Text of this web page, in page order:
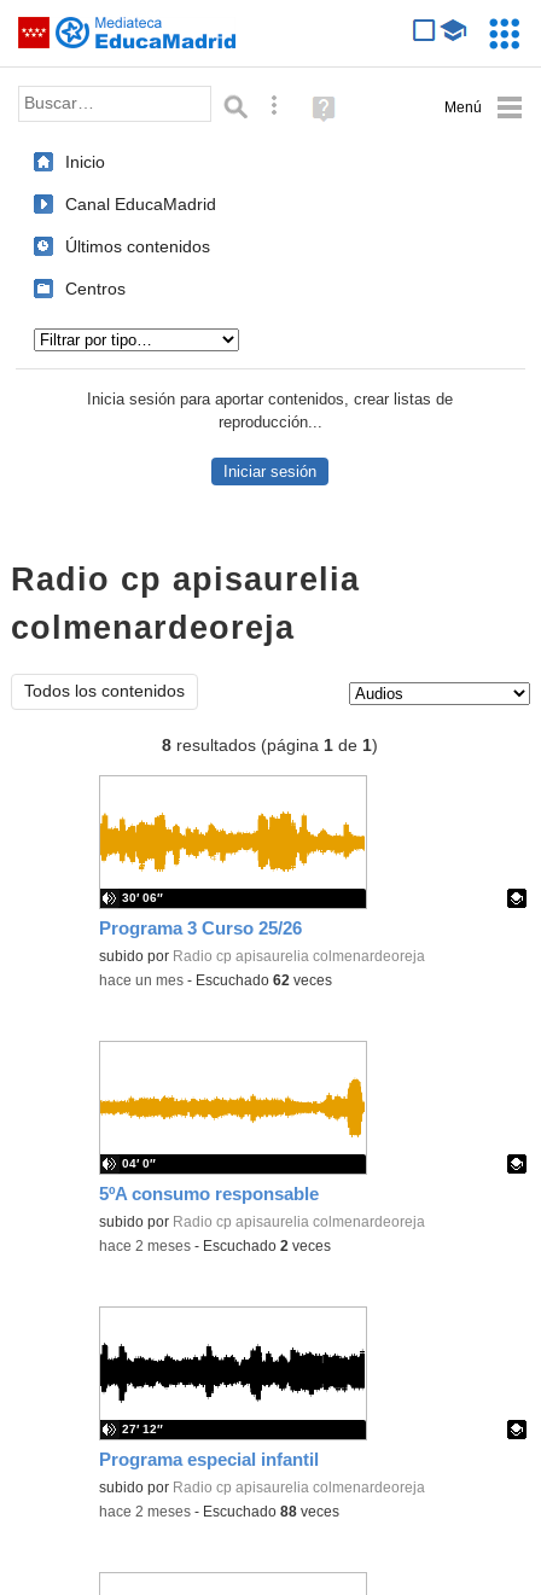
Saltar navegación
Palabra o frase: Búsqueda avanzada
Ayuda
(en
Inicio
Canal EducaMadrid
Últimos contenidos
Centros
Inicia sesión para aportar contenidos, crear listas de
reproducción...
Iniciar sesión
Radio cp apisaurelia
colmenardeoreja
Todos los contenidos
8 resultados (página1 de1)
Programa 3 Curso 25/26
Contenido educativo.
subido por Radio cp apisaurelia colmenardeoreja
30′ 06″
-hace un mes - Escuchado62 veces
5ºA consumo responsable
Contenido educativo.
subido por Radio cp apisaurelia colmenardeoreja
04′ 0″
-hace 2 meses - Escuchado2 veces
Programa especial infantil
Contenido educativo.
subido por Radio cp apisaurelia colmenardeoreja
27′ 12″
-hace 2 meses - Escuchado88 veces